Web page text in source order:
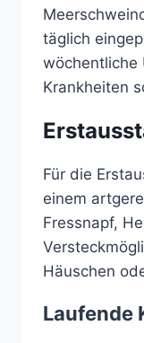
täglich
wöchentliche
Krankheiten
Für die
einem
Fressnapf,
Häuschen
Laufende